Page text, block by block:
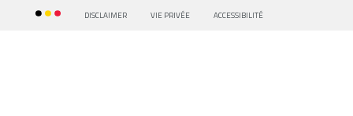
DISCLAIMER VIE PRIVÉE ACCESSIBILITÉ